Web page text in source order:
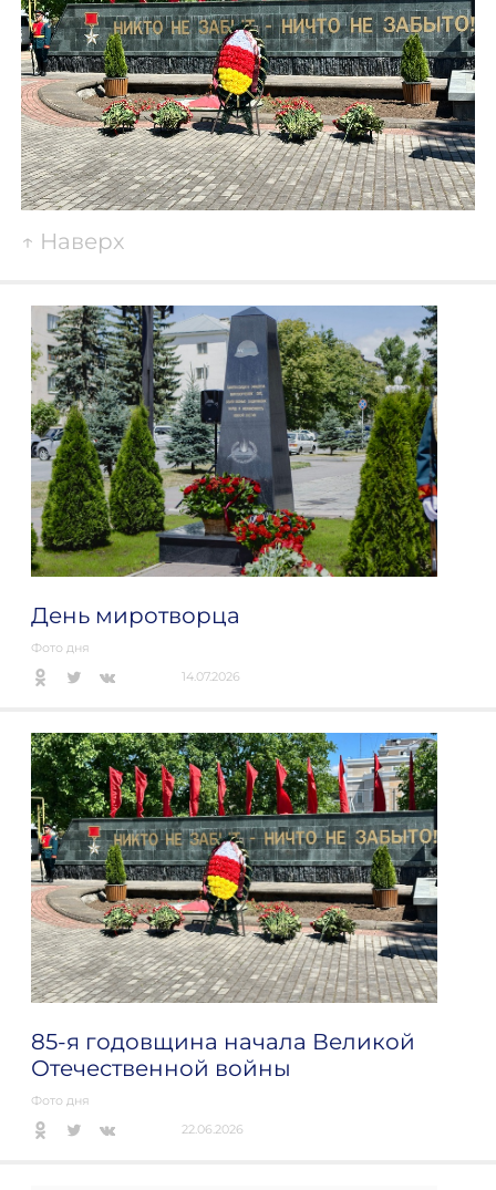
↑ Наверх
День миротворца
Фото дня
14.07.2026
85-я годовщина начала Великой
Отечественной войны
Фото дня
22.06.2026